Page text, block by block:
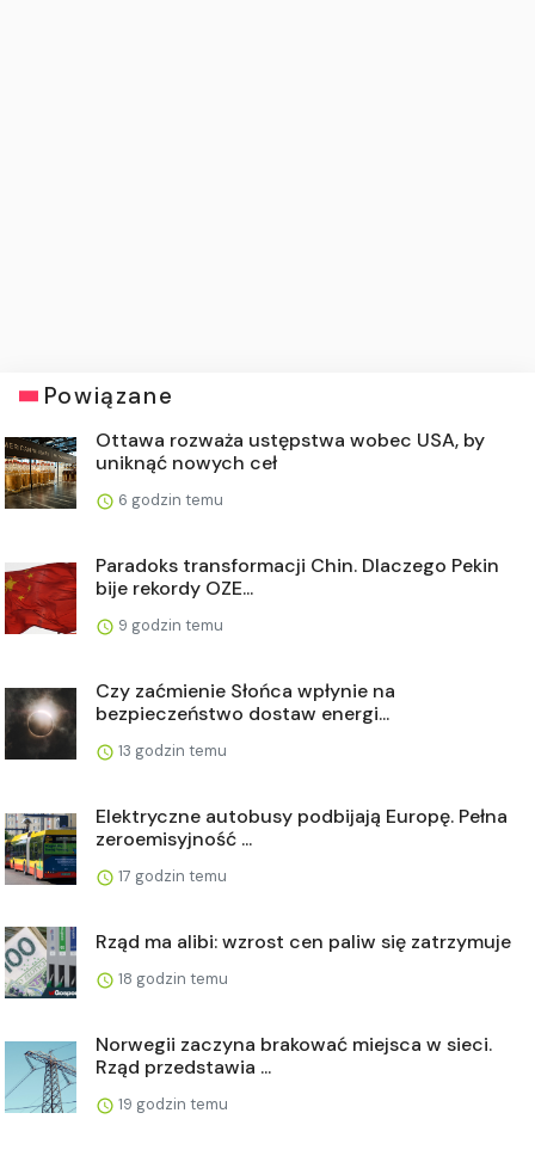
Powiązane
Ottawa rozważa ustępstwa wobec USA, by
uniknąć nowych ceł
6 godzin temu
Paradoks transformacji Chin. Dlaczego Pekin
bije rekordy OZE...
9 godzin temu
Czy zaćmienie Słońca wpłynie na
bezpieczeństwo dostaw energi...
13 godzin temu
Elektryczne autobusy podbijają Europę. Pełna
zeroemisyjność ...
17 godzin temu
Rząd ma alibi: wzrost cen paliw się zatrzymuje
18 godzin temu
Norwegii zaczyna brakować miejsca w sieci.
Rząd przedstawia ...
19 godzin temu